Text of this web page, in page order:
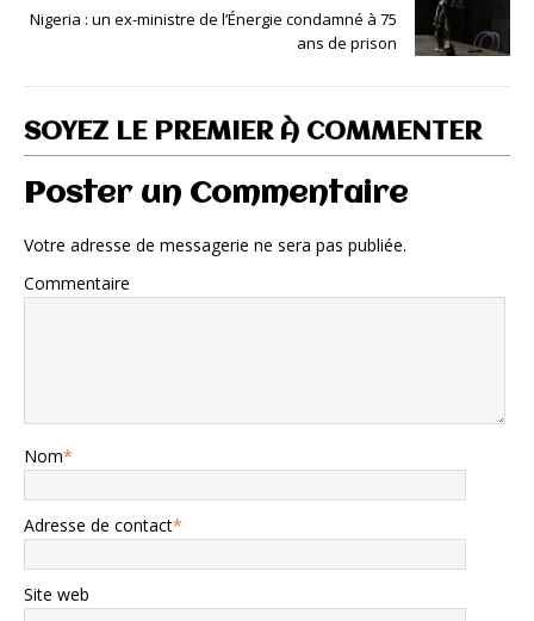
Nigeria : un ex-ministre de l’Énergie condamné à 75
ans de prison
SOYEZ LE PREMIER À COMMENTER
Poster un Commentaire
Votre adresse de messagerie ne sera pas publiée.
Commentaire
Nom*
Adresse de contact*
Site web